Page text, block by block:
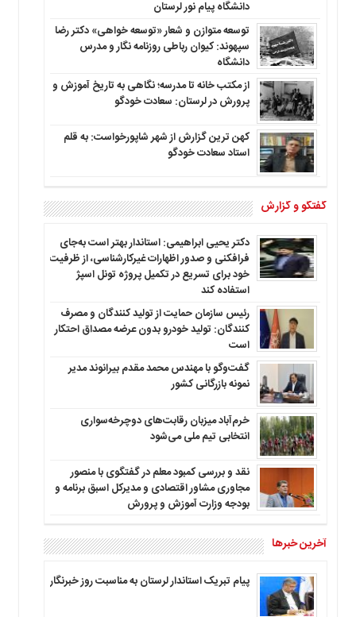
دانشگاه پیام نور لرستان
توسعه متوازن و شعار «توسعه خواهی» دکتر رضا
سپهوند: کیوان رباطی روزنامه نگار و مدرس
دانشگاه
از مکتب خانه تا مدرسه؛ نگاهی به تاریخ آموزش و
پرورش در لرستان: سعادت خودگو
کهن ترین گزارش از شهر شاپورخواست: به قلم
استاد سعادت خودگو
گفتگو و گزارش
دکتر یحیی ابراهیمی: استاندار بهتر است به‌جای
فرافکنی و صدور اظهارات غیرکارشناسی، از ظرفیت
خود برای تسریع در تکمیل پروژه تونل اسپژ
استفاده کند
رئیس سازمان حمایت از تولید کنندگان و مصرف
کنندگان: تولید خودرو بدون عرضه مصداق احتکار
است
گفت‌وگو با مهندس محمد مقدم بیرانوند مدیر
نمونه بازرگانی کشور
خرم‌آباد میزبان رقابت‌های دوچرخه‌سواری
انتخابی تیم ملی می‌شود
نقد و بررسی کمبود معلم در گفتگوی با منصور
مجاوری مشاور اقتصادی و مدیرکل اسبق برنامه و
بودجه وزارت آموزش و پرورش
آخرین خبرها
پیام تبریک استاندار لرستان به‌ مناسبت روز خبرنگار